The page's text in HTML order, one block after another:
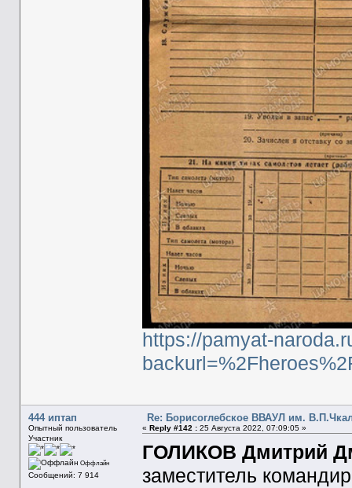
https://pamyat-
444 иптап
Опытный пользователь
Участник
Оффлайн
Сообщений: 7 914
Re: Борисоглебское ВВАУЛ им.
« Reply #142 :25 Августа 2022, 07:09:05 »
ГОЛИКОВ Дмитрий
заместитель